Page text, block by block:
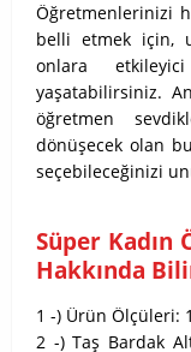
Öğretmenlerinizi
belli etmek için,
onlara
yaşatabilirsiniz.
öğretmen
dönüşecek olan
seçebileceğinizi
Süper Kadın
Hakkında
1 -) Ürün Ölçüleri:
2 -) Taş Bardak